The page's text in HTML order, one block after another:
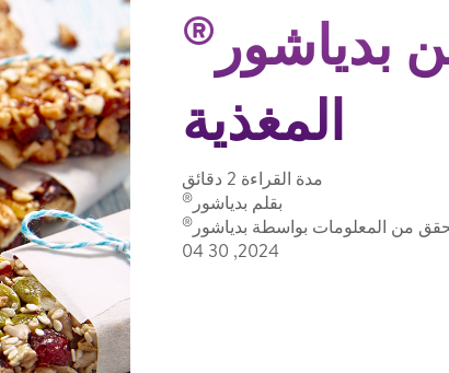
بدياشور ®
المغذية
مدة القراءة
بقلم بدياشور ®
من المعلومات بواسطة بدياشور ®
2024, 30 04